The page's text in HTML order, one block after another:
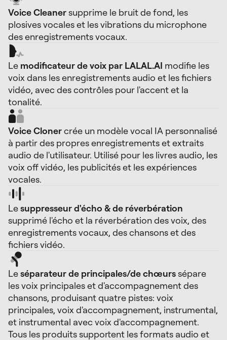
Voice Cleanersupprime le bruit de fond, les
plosives vocales et les vibrations du microphone
des enregistrements vocaux.
Le modificateur de voix par LALAL.AI modifie les
voix dans les enregistrements audio et les fichiers
vidéo, avec des contrôles pour l'accent et la
tonalité.
Voice Clonercrée un modèle vocal IA personnalisé
à partir des propres enregistrements et extraits
audio de l'utilisateur. Utilisé pour les livres audio, les
voix off vidéo, les publicités et les expériences
vocales.
Lesuppresseur d'écho & de réverbération
supprimé l'écho et la réverbération des voix, des
enregistrements vocaux, des chansons et des
fichiers vidéo.
Leséparateur de principales/de chœurssépare
les voix principales et d'accompagnement des
chansons, produisant quatre pistes: voix
principales, voix d'accompagnement, instrumental,
et instrumental avec voix d'accompagnement.
Tous les produits supportent les formats audio et